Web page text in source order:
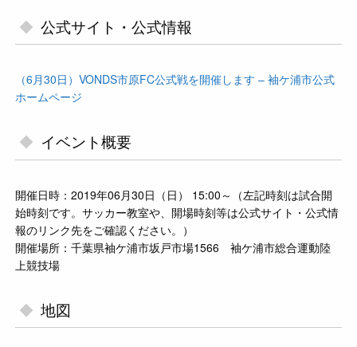
公式サイト・公式情報
（6月30日）VONDS市原FC公式戦を開催します – 袖ケ浦市公式
ホームページ
イベント概要
開催日時：2019年06月30日（日） 15:00～（左記時刻は試合開
始時刻です。サッカー教室や、開場時刻等は公式サイト・公式情
報のリンク先をご確認ください。）
開催場所：千葉県袖ケ浦市坂戸市場1566 袖ケ浦市総合運動陸
上競技場
地図